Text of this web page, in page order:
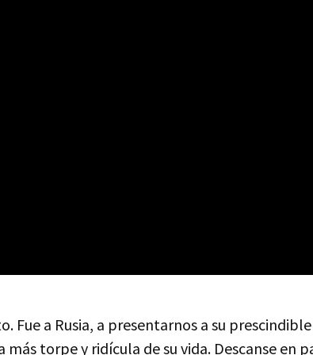
Fue a Rusia, a presentarnos a su
torpe y ridícula de su vida. Descanse en